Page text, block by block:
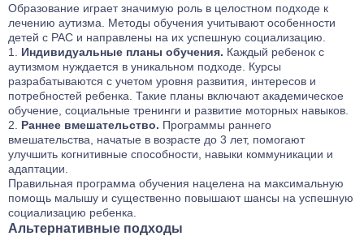
Образование играет значимую роль в целостном подходе к
лечению аутизма. Методы обучения учитывают особенности
детей с РАС и направлены на их успешную социализацию.
Индивидуальные планы обучения. Каждый ребенок с
аутизмом нуждается в уникальном подходе. Курсы
разрабатываются с учетом уровня развития, интересов и
потребностей ребенка. Такие планы включают академическое
обучение, социальные тренинги и развитие моторных навыков.
Раннее вмешательство. Программы раннего
вмешательства, начатые в возрасте до 3 лет, помогают
улучшить когнитивные способности, навыки коммуникации и
адаптации.
Правильная программа обучения нацелена на максимальную
помощь малышу и существенно повышают шансы на успешную
социализацию ребенка.
Альтернативные подходы